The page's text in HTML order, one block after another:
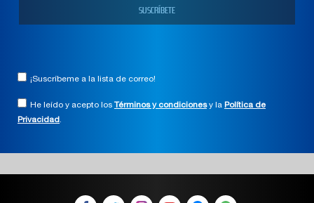
¡Suscríbeme a la lista de correo!
He leído y acepto los Términos y condicionesy la Política de
Privacidad.